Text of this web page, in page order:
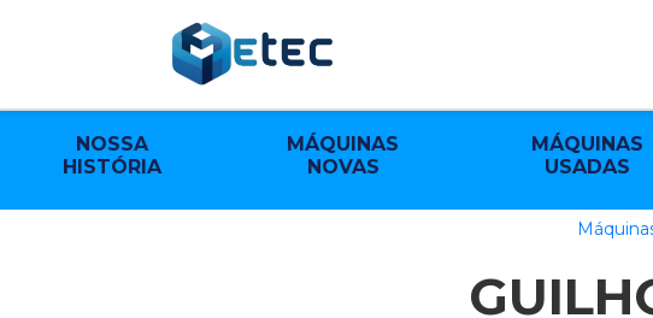
NOSSA
HISTÓRIA
MÁQUINAS
NOVAS
MÁQUINAS
USADAS